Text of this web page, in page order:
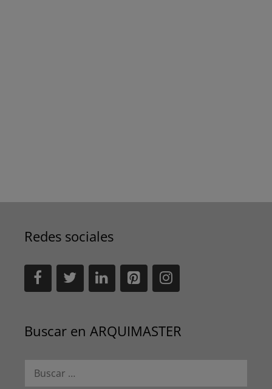
Redes sociales
Buscar en ARQUIMASTER